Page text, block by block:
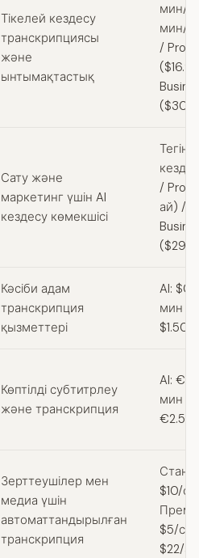
Тікелей кездесу
транскрипциясы
және
ынтымақтастық
мин/
мин/
/ Pro
($30/
Сату және
маркетинг үшін AI
кездесу көмекшісі
Тегін
/ Pro
ай) /
($29/
Кәсіби адам
транскрипция
қызметтері
AI:
мин /
$1.50/
Көптілді субтитрлеу
және транскрипция
AI:
мин /
Зерттеушілер мен
медиа үшін
автоматтандырылған
транскрипция
$10/
$5/сағ
$22/ай